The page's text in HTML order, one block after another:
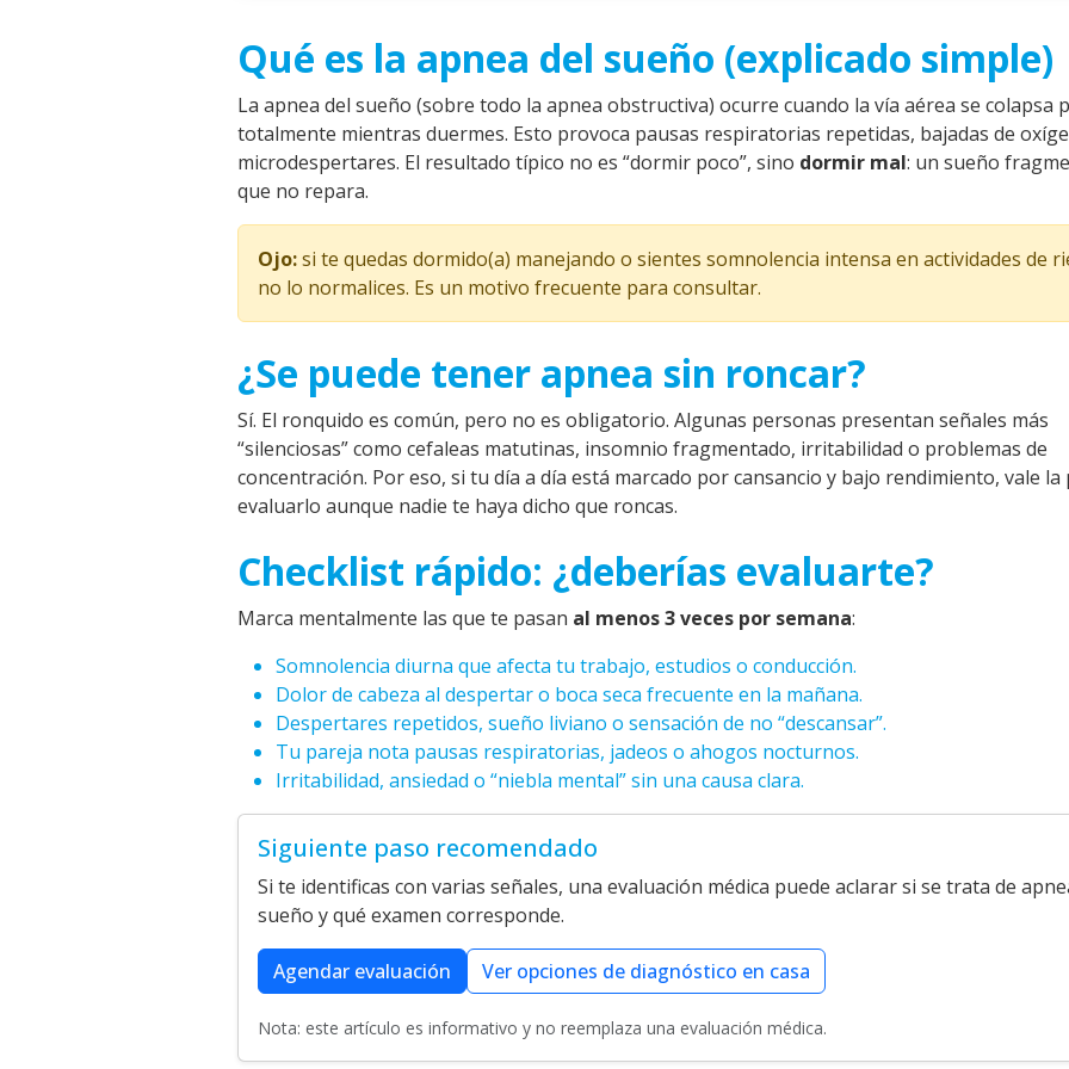
Qué es la apnea del sueño (explicado simple)
La apnea del sueño (sobre todo la apnea obstructiva) ocurre cuando la vía aérea se colapsa
totalmente mientras duermes. Esto provoca pausas respiratorias repetidas, bajadas de
microdespertares. El resultado típico no es “dormir poco”, sino dormir mal: un sueño
que no repara.
Ojo:si te quedas dormido(a) manejando o sientes somnolencia intensa en actividades de
no lo normalices. Es un motivo frecuente para consultar.
¿Se puede tener apnea sin roncar?
Sí. El ronquido es común, pero no es obligatorio. Algunas personas presentan señales más
“silenciosas” como cefaleas matutinas, insomnio fragmentado, irritabilidad o problemas de
concentración. Por eso, si tu día a día está marcado por cansancio y bajo rendimiento, vale la
evaluarlo aunque nadie te haya dicho que roncas.
Checklist rápido: ¿deberías evaluarte?
Marca mentalmente las que te pasan al menos 3 veces por semana:
Somnolencia diurna que afecta tu trabajo, estudios o conducción.
Dolor de cabeza al despertar o boca seca frecuente en la mañana.
Despertares repetidos, sueño liviano o sensación de no “descansar”.
Tu pareja nota pausas respiratorias, jadeos o ahogos nocturnos.
Irritabilidad, ansiedad o “niebla mental” sin una causa clara.
Siguiente paso recomendado
Si te identificas con varias señales, una evaluación médica puede aclarar si se trata de
sueño y qué examen corresponde.
Agendar evaluación Ver opciones de diagnóstico en casa
Nota: este artículo es informativo y no reemplaza una evaluación médica.